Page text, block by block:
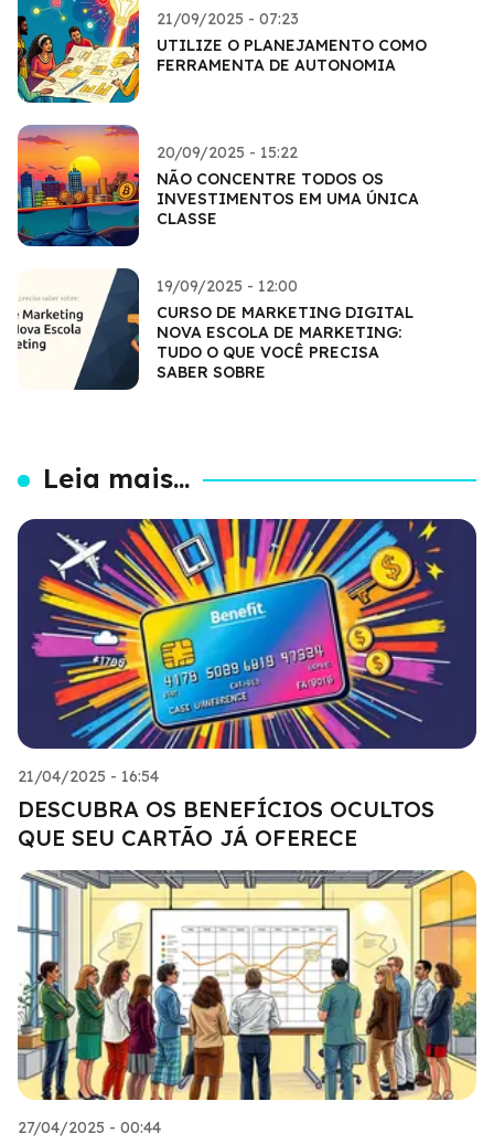
21/09/2025 - 07:23
UTILIZE O PLANEJAMENTO COMO
FERRAMENTA DE AUTONOMIA
20/09/2025 - 15:22
NÃO CONCENTRE TODOS OS
INVESTIMENTOS EM UMA ÚNICA
CLASSE
19/09/2025 - 12:00
CURSO DE MARKETING DIGITAL
NOVA ESCOLA DE MARKETING:
TUDO O QUE VOCÊ PRECISA
SABER SOBRE
Leia mais...
21/04/2025 - 16:54
DESCUBRA OS BENEFÍCIOS OCULTOS
QUE SEU CARTÃO JÁ OFERECE
27/04/2025 - 00:44